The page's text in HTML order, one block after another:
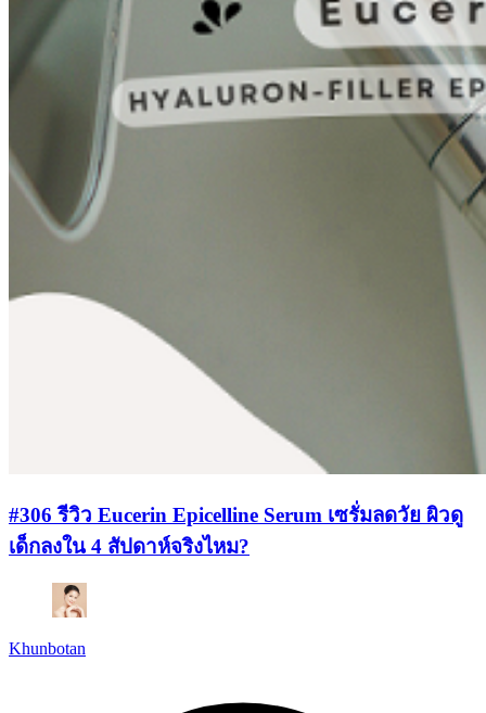
#306 รีวิว Eucerin Epicelline Serum เซรั่มลดวัย ผิวดู
เด็กลงใน 4 สัปดาห์จริงไหม?
Khunbotan